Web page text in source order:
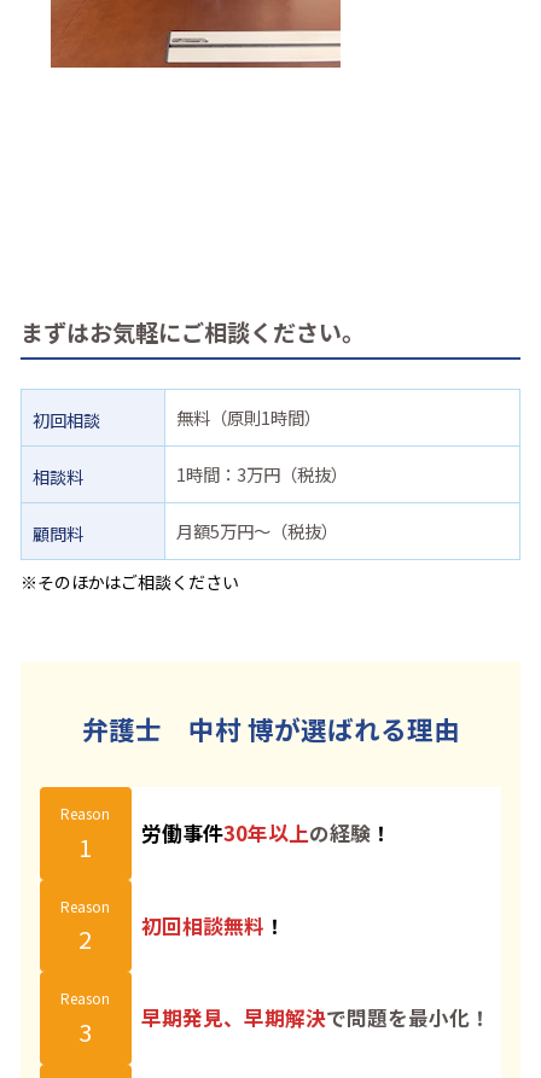
まずはお気軽にご相談ください。
初回相談 無料（原則1時間）
相談料 1時間：3万円（税抜）
顧問料 月額5万円〜（税抜）
※そのほかはご相談ください
弁護士 中村 博が選ばれる理由
Reason
1 労働事件30年以上の経験！
Reason
2 初回相談無料 ！
Reason
3 早期発見、早期解決で問題を最小化！